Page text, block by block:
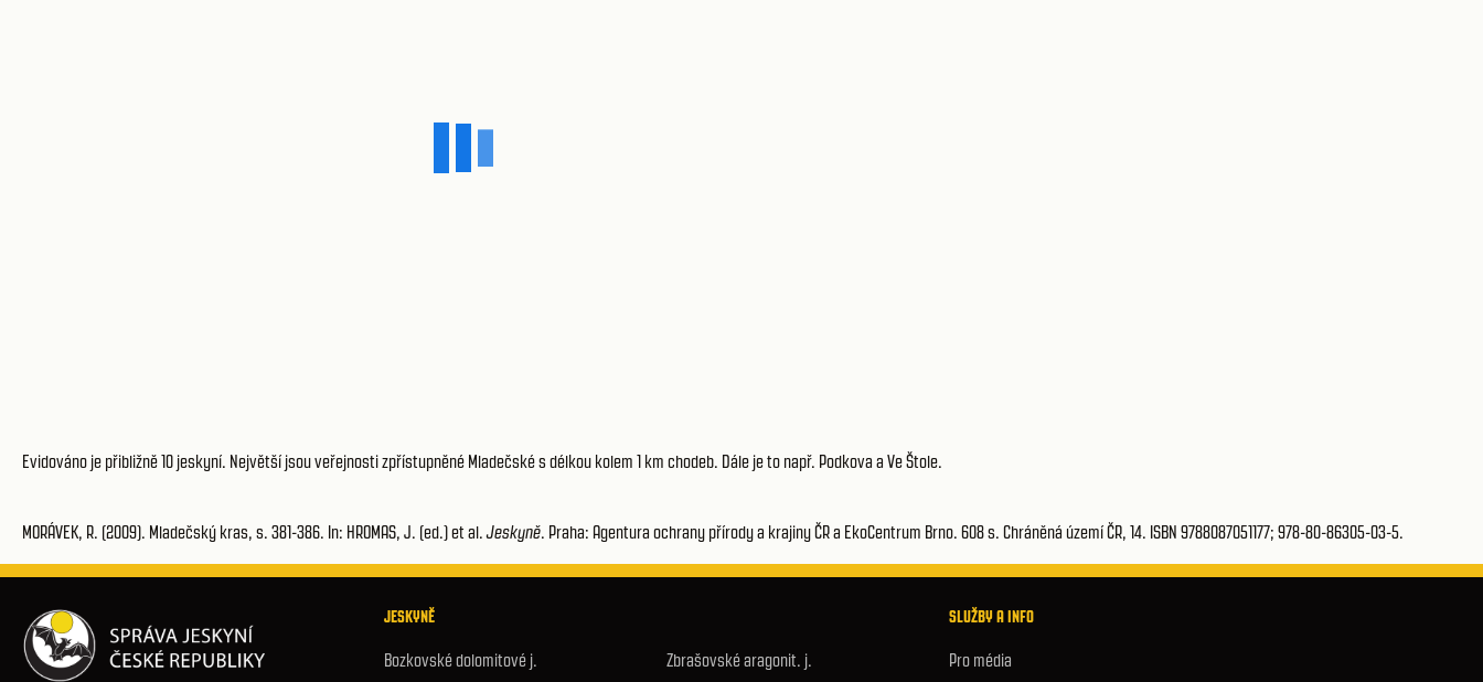
Evidováno je přibližně 10 jeskyní. Největší jsou veřejnosti zpřístupněné Mladečské s délkou kolem 1 km chodeb. Dále je to např. Podkova a Ve Štole.
MORÁVEK, R. (2009). Mladečský kras, s. 381-386. In: HROMAS, J. (ed.) et al.Jeskyně. Praha: Agentura ochrany přírody a krajiny ČR a EkoCentrum Brno. 608 s. Chráněná území ČR, 14. ISBN 9788087051177; 978-80-86305-03-5.
JESKYNĚ
Bozkovské dolomitové j. Zbrašovské aragonit. j.
SLUŽBY A INFO
Pro média